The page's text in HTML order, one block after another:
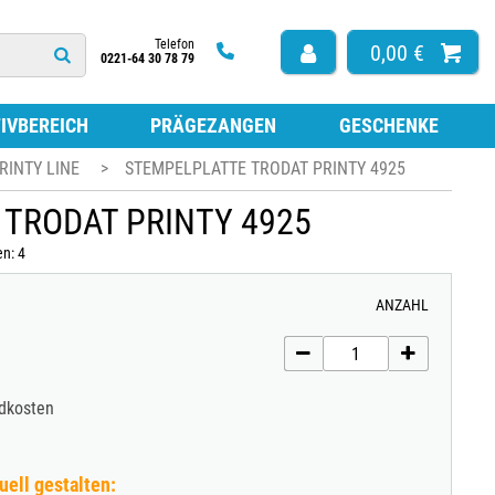
Telefon
0221-64 30 78 79
0,00 €
ZUM NACHFÜLLEN
FÜR SELBSTFÄRBESTEMPEL
NACH MASS
STEMPEL
PRÄGEZANGEN GESCHENKE
LINE > STEMPELPLATTE TRODAT PRINTY 4925
PRINTY 4925
4
ANZAHL
gestalten: